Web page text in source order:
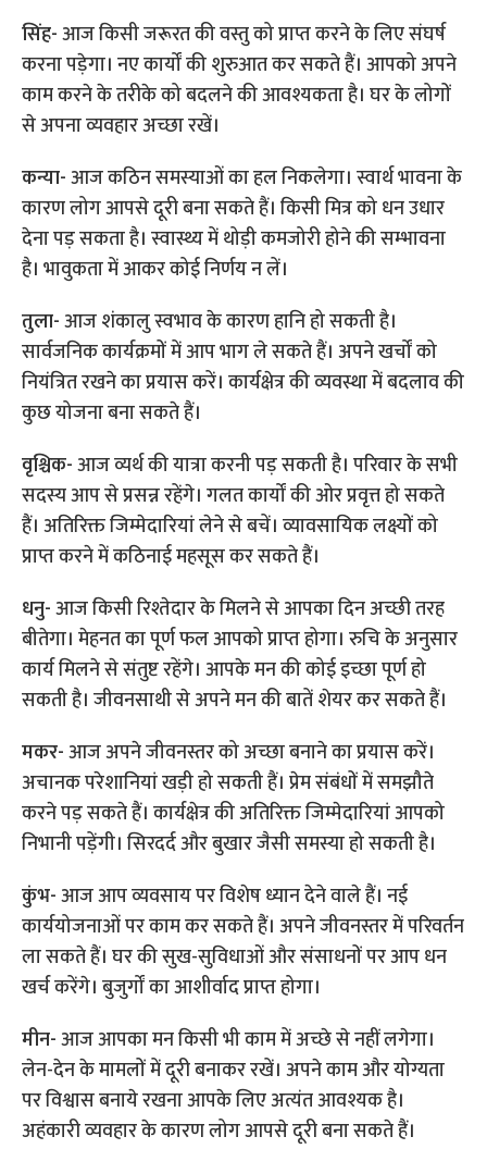
सिंह-आज किसी जरूरत की वस्तु को प्राप्त करने के लिए संघर्ष
करना पड़ेगा। नए कार्यों की शुरुआत कर सकते हैं। आपको अपने
काम करने के तरीके को बदलने की आवश्यकता है। घर के लोगों
से अपना व्यवहार अच्छा रखें।
कन्या-आज कठिन समस्याओं का हल निकलेगा। स्वार्थ भावना के
कारण लोग आपसे दूरी बना सकते हैं। किसी मित्र को धन उधार
देना पड़ सकता है। स्वास्थ्य में थोड़ी कमजोरी होने की सम्भावना
है। भावुकता में आकर कोई निर्णय न लें।
तुला-आज शंकालु स्वभाव के कारण हानि हो सकती है।
सार्वजनिक कार्यक्रमों में आप भाग ले सकते हैं। अपने खर्चों को
नियंत्रित रखने का प्रयास करें। कार्यक्षेत्र की व्यवस्था में बदलाव की
कुछ योजना बना सकते हैं।
वृश्चिक-आज व्यर्थ की यात्रा करनी पड़ सकती है। परिवार के सभी
सदस्य आप से प्रसन्न रहेंगे। गलत कार्यों की ओर प्रवृत्त हो सकते
हैं। अतिरिक्त जिम्मेदारियां लेने से बचें। व्यावसायिक लक्ष्यों को
प्राप्त करने में कठिनाई महसूस कर सकते हैं।
धनु-आज किसी रिश्तेदार के मिलने से आपका दिन अच्छी तरह
बीतेगा। मेहनत का पूर्ण फल आपको प्राप्त होगा। रुचि के अनुसार
कार्य मिलने से संतुष्ट रहेंगे। आपके मन की कोई इच्छा पूर्ण हो
सकती है। जीवनसाथी से अपने मन की बातें शेयर कर सकते हैं।
मकर-आज अपने जीवनस्तर को अच्छा बनाने का प्रयास करें।
अचानक परेशानियां खड़ी हो सकती हैं। प्रेम संबंधों में समझौते
करने पड़ सकते हैं। कार्यक्षेत्र की अतिरिक्त जिम्मेदारियां आपको
निभानी पड़ेंगी। सिरदर्द और बुखार जैसी समस्या हो सकती है।
कुंभ-आज आप व्यवसाय पर विशेष ध्यान देने वाले हैं। नई
कार्ययोजनाओं पर काम कर सकते हैं। अपने जीवनस्तर में परिवर्तन
ला सकते हैं। घर की सुख-सुविधाओं और संसाधनों पर आप धन
खर्च करेंगे। बुजुर्गों का आशीर्वाद प्राप्त होगा।
मीन-आज आपका मन किसी भी काम में अच्छे से नहीं लगेगा।
लेन-देन के मामलों में दूरी बनाकर रखें। अपने काम और योग्यता
पर विश्वास बनाये रखना आपके लिए अत्यंत आवश्यक है।
अहंकारी व्यवहार के कारण लोग आपसे दूरी बना सकते हैं।